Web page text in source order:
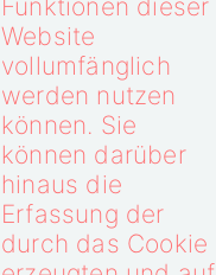
Funktionen dieser
Website
vollumfänglich
werden nutzen
können. Sie
können darüber
hinaus die
Erfassung der
durch das Cookie